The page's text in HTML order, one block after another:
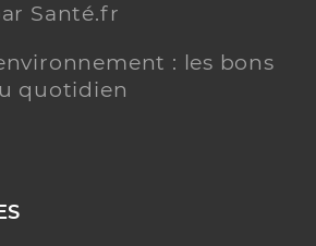
Santé.fr
: les bons
quotidien